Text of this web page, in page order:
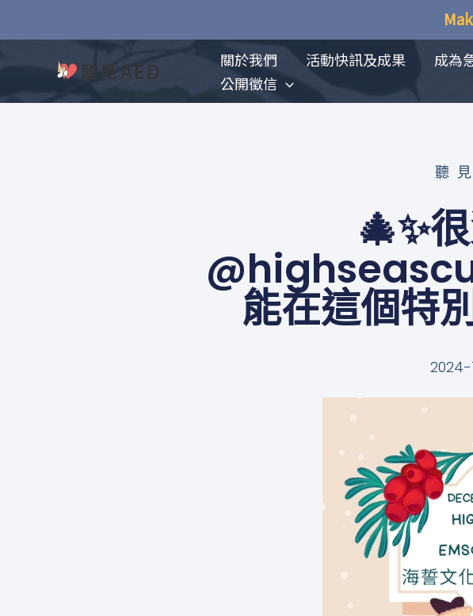
內
關於我們 活動快訊及成果 成為
公開徵信
聽
🎄✨
能在這個特
2024-